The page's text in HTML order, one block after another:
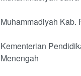
Muhammadiyah Kab.
Kementerian
Menengah